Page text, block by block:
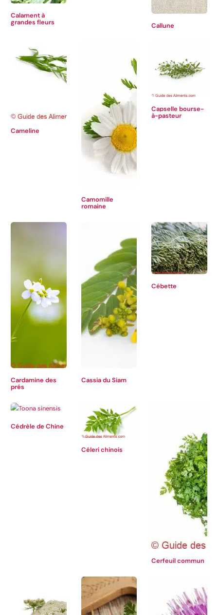
Calament à
grandes fleurs
Callune
Cameline
Camomille
romaine
Capselle bourse-
à-pasteur
Cardamine des
prés
Cassia du Siam
Cébette
Cédrèle de Chine
Céleri chinois
Cerfeuil commun